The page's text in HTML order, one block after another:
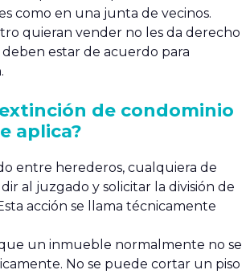
como en una junta de vecinos.
quieran vender no les da derecho
deben estar de acuerdo para
extinción de condominio
aplica?
entre herederos, cualquiera de
al juzgado y solicitar la división de
acción se llama técnicamente
un inmueble normalmente no se
No se puede cortar un piso